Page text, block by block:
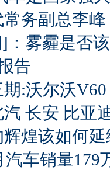
务副总李峰
：雾霾是否
告
:沃尔沃
汽 长安 比亚
煌该如何延
汽车销量179